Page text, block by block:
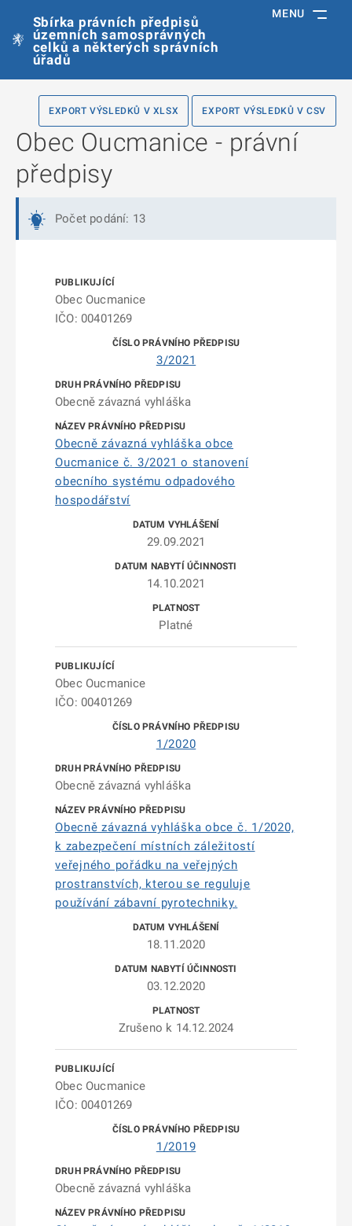
Sbírka právních předpisů
územních samosprávných
celků a některých správních
úřadů
MENU
EXPORT VÝSLEDKŮ V XLSX EXPORT VÝSLEDKŮ V CSV
Obec Oucmanice - právní
předpisy
Počet podání: 13
Obec Oucmanice
IČO: 00401269
3/2021
Obecně závazná vyhláška
Obecně závazná vyhláška obce
Oucmanice č. 3/2021 o stanovení
obecního systému odpadového
hospodářství
29.09.2021
14.10.2021
Platné
Obec Oucmanice
IČO: 00401269
1/2020
Obecně závazná vyhláška
Obecně závazná vyhláška obce č. 1/2020,
k zabezpečení místních záležitostí
veřejného pořádku na veřejných
prostranstvích, kterou se reguluje
používání zábavní pyrotechniky.
18.11.2020
03.12.2020
Zrušeno k 14.12.2024
Obec Oucmanice
IČO: 00401269
1/2019
Obecně závazná vyhláška